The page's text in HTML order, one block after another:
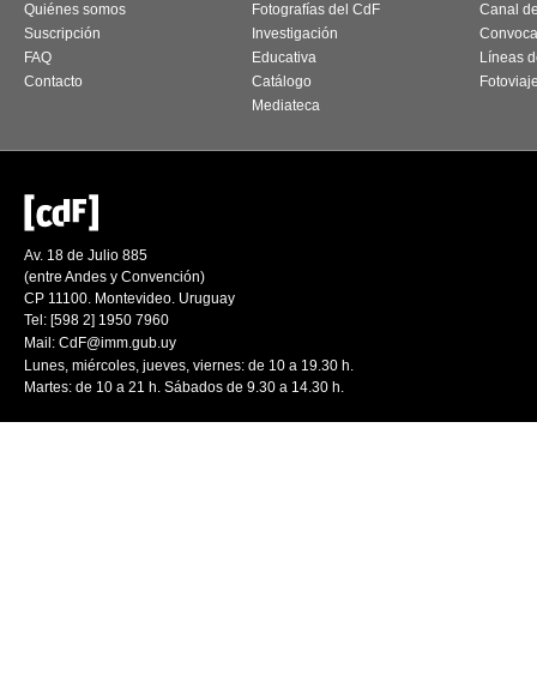
Quiénes somos
Suscripción
FAQ
Contacto
Fotografías del CdF
Investigación
Educativa
Catálogo
Mediateca
Canal
Líneas
Av. 18 de Julio 885
(entre Andes y Convención)
CP 11100. Montevideo. Uruguay
Tel: [598 2] 1950 7960
Mail: CdF@imm.gub.uy
Lunes, miércoles, jueves, viernes: de 10 a 19.30 h.
Martes: de 10 a 21 h. Sábados de 9.30 a 14.30 h.